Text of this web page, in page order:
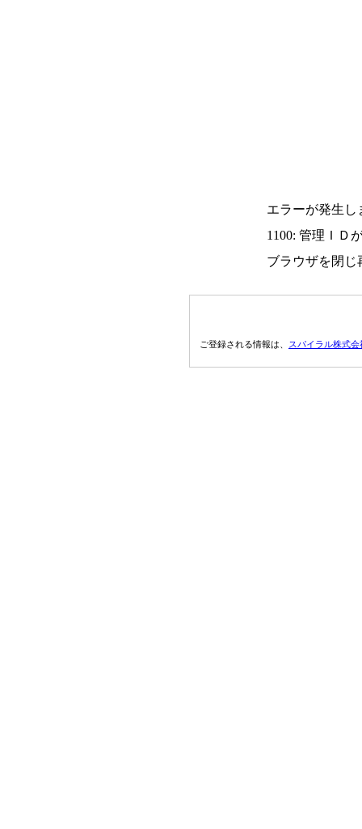
エラーが発生し
1100: 管理ＩＤ
ブラウザを閉じ
ご登録される情報は、 スパイラル株式会